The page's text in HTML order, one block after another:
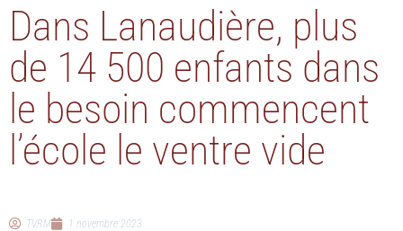
Dans Lanaudière, plus
de 14 500 enfants dans
le besoin commencent
l’école le ventre vide
TVRM 1 novembre 2023